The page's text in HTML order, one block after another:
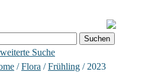
Suche
/Flora /Frühling / 2023